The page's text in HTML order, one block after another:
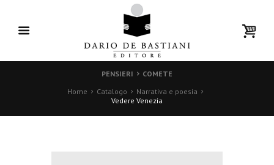
PENSIERI
COMETE
Home
Catalogo
Narrativa e poesia
Vedere Venezia